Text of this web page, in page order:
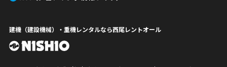
建機（建設機械）・重機レンタルなら西尾レントオール